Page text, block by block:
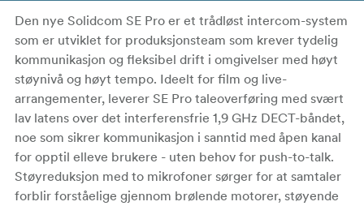
Den nye Solidcom SE Pro er et trådløst intercom-system
som er utviklet for produksjonsteam som krever tydelig
kommunikasjon og fleksibel drift i omgivelser med høyt
støynivå og høyt tempo. Ideelt for film og live-
arrangementer, leverer SE Pro taleoverføring med svært
lav latens over det interferensfrie 1,9 GHz DECT-båndet,
noe som sikrer kommunikasjon i sanntid med åpen kanal
for opptil elleve brukere - uten behov for push-to-talk.
Støyreduksjon med to mikrofoner sørger for at samtaler
forblir forståelige gjennom brølende motorer, støyende